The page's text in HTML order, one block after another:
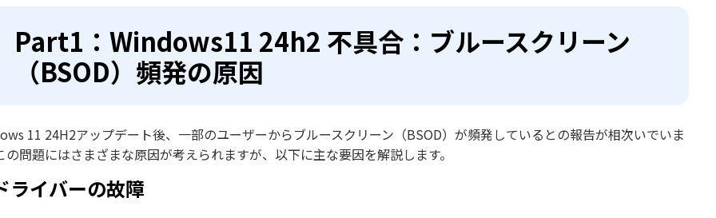
Part1：Windows11 24h2 不具合：ブルースクリーン
（BSOD）頻発の原因
11 24H2アップデート後、一部のユーザーからブルースクリーン（BSOD）が頻発しているとの報告が相次いでいま
の問題にはさまざまな原因が考えられますが、以下に主な要因を解説します。
ライバーの故障